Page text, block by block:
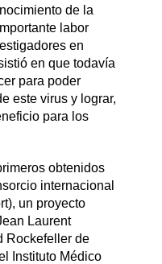
de la
labor
en
en que todavía
para poder
este virus y lograr,
para los
obtenidos
internacional
un proyecto
Laurent
Rockefeller de
Instituto Médico